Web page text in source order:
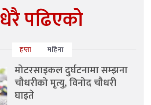
धेरै पढिएको
हप्ता महिना
मोटरसाइकल दुर्घटनामा सम्झना
चौधरीको मृत्यु, विनोद चौधरी
घाइते